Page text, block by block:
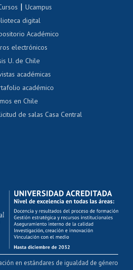
de español
Denuncias administrativas
|Ucampus
digital
Académico
electrónicos
U. de Chile
académicas
académico
en Chile
de salas Casa Central
en estándares de igualdad de género